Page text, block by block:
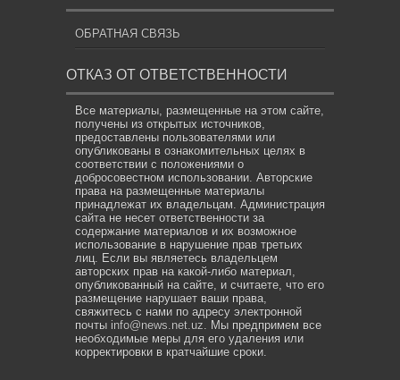
ОБРАТНАЯ СВЯЗЬ
ОТКАЗ ОТ ОТВЕТСТВЕННОСТИ
Все материалы, размещенные на этом сайте,
получены из открытых источников,
предоставлены пользователями или
опубликованы в ознакомительных целях в
соответствии с положениями о
добросовестном использовании. Авторские
права на размещенные материалы
принадлежат их владельцам. Администрация
сайта не несет ответственности за
содержание материалов и их возможное
использование в нарушение прав третьих
лиц. Если вы являетесь владельцем
авторских прав на какой-либо материал,
опубликованный на сайте, и считаете, что его
размещение нарушает ваши права,
свяжитесь с нами по адресу электронной
почты info@news.net.uz. Мы предпримем все
необходимые меры для его удаления или
корректировки в кратчайшие сроки.